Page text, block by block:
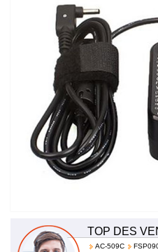
15.6 AC 100-240V 50-60Hz 1.0A
TOP DES
AC-509C